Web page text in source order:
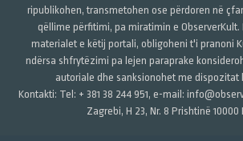
ripublikohen, transmetohen ose përdoren në
qëllime përfitimi, pa miratimin e
materialet e këtij portali, obligoheni t'i pranoni
ndërsa shfrytëzimi pa lejen paraprake
autoriale dhe sanksionohet me dispozitat
Kontakti: Tel: + 381 38 244 951, e-mail:
Zagrebi, H 23, Nr. 8 Prishtinë 10000